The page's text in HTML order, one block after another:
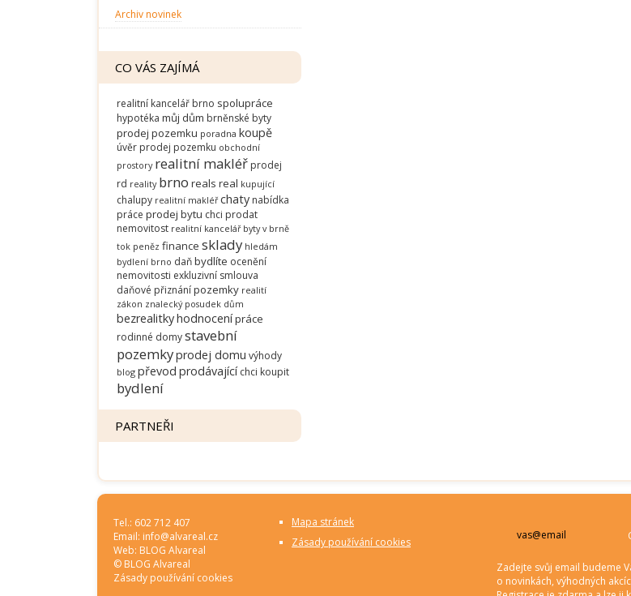
Archiv novinek
CO VÁS ZAJÍMÁ
realitní kancelář brno spolupráce
hypotéka můj dům brněnské byty
prodej pozemku poradna koupě
úvěr prodej pozemku obchodní
prostory realitní makléř prodej
rd reality brno reals real kupující
chalupy realitní makléř chaty nabídka
práce prodej bytu chci prodat
nemovitost realitní kancelář byty v brně
tok peněz finance sklady hledám
bydlení brno daňbydlíte ocenění
nemovitosti exkluzivní smlouva
daňové přiznánípozemky realití
zákon znalecký posudek dům
bezrealitkyhodnocenípráce
rodinné domystavební
pozemkyprodej domu výhody
blog převod prodávající chci koupit
bydlení
PARTNEŘI
Tel.: 602 712 407
Email: info@alvareal.cz
Web: BLOG Alvareal
© BLOG Alvareal
Zásady používání cookies
Mapa stránek
Zásady používání cookies
Zadejte svůj email budeme
o novinkách, výhodných